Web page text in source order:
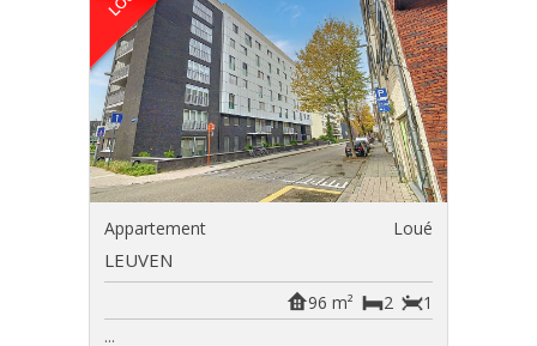
Appartement Loué
LEUVEN
1
2
96 m²
...